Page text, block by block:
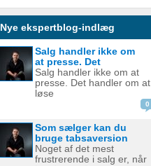
Nye ekspertblog-indlæg
Salg handler ikke om
at presse. Det
handler om at løse.
Salg handler ikke om at
presse. Det handler om at
løse
0
Som sælger kan du
bruge tabsaversion
til at skubbe kunden
mod...
Noget af det mest
frustrerende i salg er, når